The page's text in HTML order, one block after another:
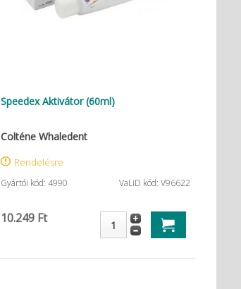
Speedex Aktivátor (60ml)
Colténe Whaledent
Rendelésre
Gyártói kód: 4990 VaLiD kód: V96622
10.249 Ft